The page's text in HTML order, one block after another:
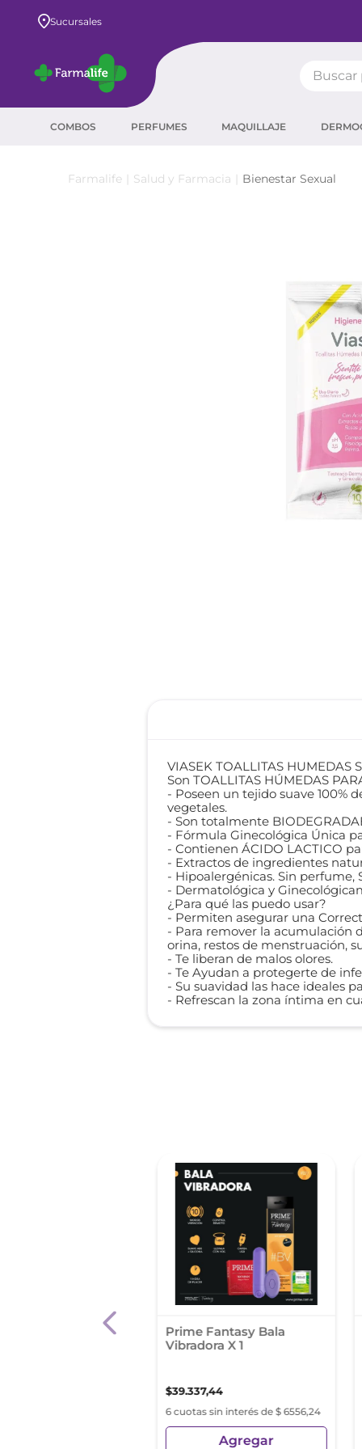
Sucursales
COMBOS PERFUMES MAQUILLAJE
Salud y Farmacia Bienestar Sexual
VIASEK TOALLITAS HUMEDAS
Son TOALLITAS HÚMEDAS
- Poseen un tejido suave 100%
vegetales.
- Son totalmente
- Fórmula Ginecológica Única
- Contienen ÁCIDO LACTICO
- Extractos de ingredientes
- Hipoalergénicas. Sin perfume,
- Dermatológica y
¿Para qué las puedo usar?
- Permiten asegurar una
- Para remover la acumulación
orina, restos de menstruación,
- Te liberan de malos olores.
- Te Ayudan a protegerte de
- Su suavidad las hace ideales
- Refrescan la zona íntima en
Prime Fantasy Bala
Vibradora X 1
$39.337,44
6 cuotas sin interés de $ 6556,24
Agregar